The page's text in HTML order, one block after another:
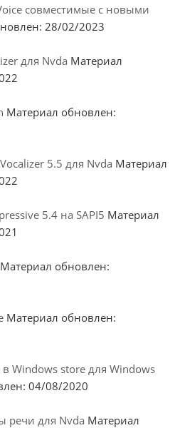
совместимые с новыми
28/02/2023
для Nvda Материал
Материал обновлен:
5.5 для Nvda Материал
5.4 на SAPI5 Материал
Материал обновлен:
Материал обновлен:
Windows store для Windows
04/08/2020
речи для Nvda Материал